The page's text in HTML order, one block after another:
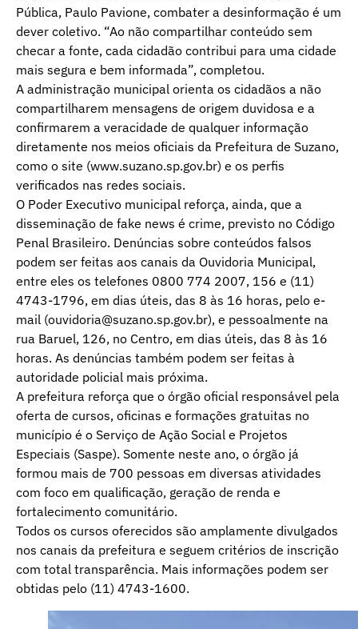
Pública, Paulo Pavione, combater a desinformação é um
dever coletivo. “Ao não compartilhar conteúdo sem
checar a fonte, cada cidadão contribui para uma cidade
mais segura e bem informada”, completou.
A administração municipal orienta os cidadãos a não
compartilharem mensagens de origem duvidosa e a
confirmarem a veracidade de qualquer informação
diretamente nos meios oficiais da Prefeitura de Suzano,
como o site (www.suzano.sp.gov.br) e os perfis
verificados nas redes sociais.
O Poder Executivo municipal reforça, ainda, que a
disseminação de fake news é crime, previsto no Código
Penal Brasileiro. Denúncias sobre conteúdos falsos
podem ser feitas aos canais da Ouvidoria Municipal,
entre eles os telefones 0800 774 2007, 156 e (11)
4743-1796, em dias úteis, das 8 às 16 horas, pelo e-
mail (ouvidoria@suzano.sp.gov.br), e pessoalmente na
rua Baruel, 126, no Centro, em dias úteis, das 8 às 16
horas. As denúncias também podem ser feitas à
autoridade policial mais próxima.
A prefeitura reforça que o órgão oficial responsável pela
oferta de cursos, oficinas e formações gratuitas no
município é o Serviço de Ação Social e Projetos
Especiais (Saspe). Somente neste ano, o órgão já
formou mais de 700 pessoas em diversas atividades
com foco em qualificação, geração de renda e
fortalecimento comunitário.
Todos os cursos oferecidos são amplamente divulgados
nos canais da prefeitura e seguem critérios de inscrição
com total transparência. Mais informações podem ser
obtidas pelo (11) 4743-1600.